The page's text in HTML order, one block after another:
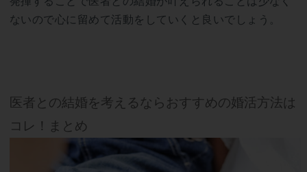
ないので心に留めて活動をしていくと良いでしょう。
医者との結婚を考えるならおすすめの婚活方法は
コレ！まとめ